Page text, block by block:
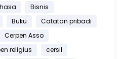
Bisnis
Buku
Catatan pribadi
Cerpen Asso
religius
cersil